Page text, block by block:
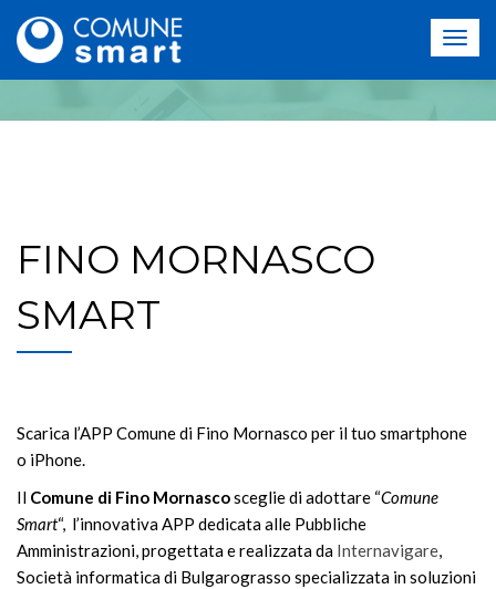
FINO MORNASCO
SMART
Scarica l’APP Comune di Fino Mornasco per il tuo smartphone
o iPhone.
Il Comune di Fino Mornascosceglie di adottare “Comune
Smart“, l’innovativa APP dedicata alle Pubbliche
Amministrazioni, progettata e realizzata da Internavigare,
Società informatica di Bulgarograsso specializzata in soluzioni